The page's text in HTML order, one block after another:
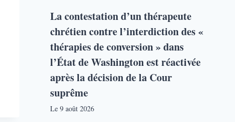
La contestation d’un thérapeute
chrétien contre l’interdiction des «
thérapies de conversion » dans
l’État de Washington est réactivée
après la décision de la Cour
suprême
Le 9 août 2026